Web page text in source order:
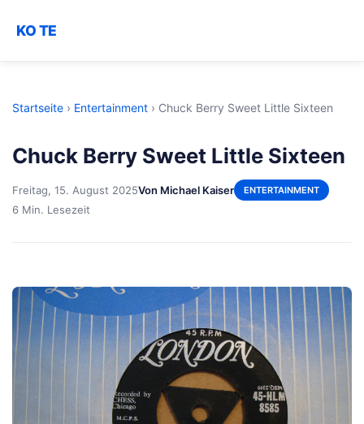
KO TE
Startseite › Entertainment › Chuck Berry Sweet Little Sixteen
Chuck Berry Sweet Little Sixteen
Freitag, 15. August 2025Von Michael Kaiser ENTERTAINMENT
6 Min. Lesezeit